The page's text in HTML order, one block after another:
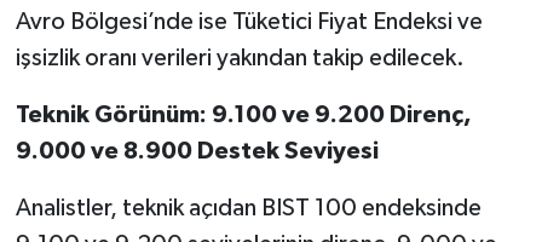
Avro Bölgesi’nde ise Tüketici Fiyat Endeksi ve
işsizlik oranı verileri yakından takip edilecek.
Teknik Görünüm: 9.100 ve 9.200 Direnç,
9.000 ve 8.900 Destek Seviyesi
Analistler, teknik açıdan BIST 100 endeksinde